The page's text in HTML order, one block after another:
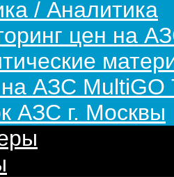
/ Аналитика
цен на
АЗС
АЗС г. Москвы